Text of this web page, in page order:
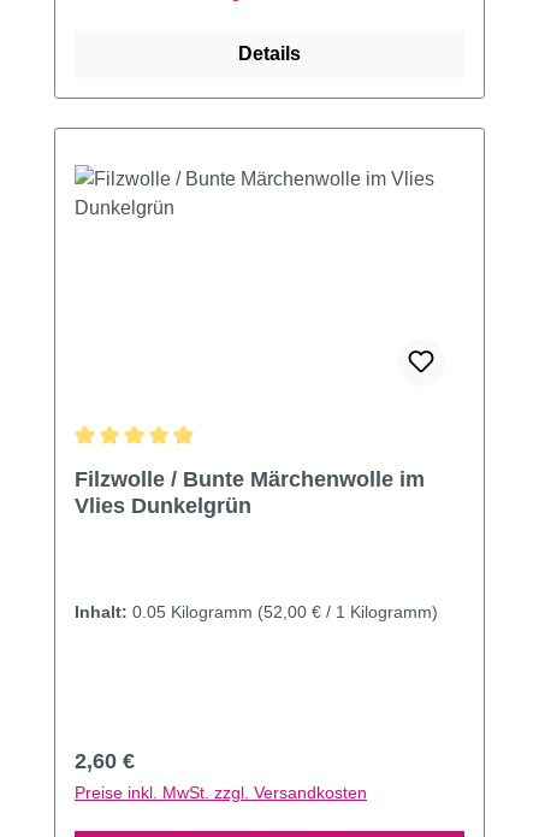
Details
Filzwolle / Bunte Märchenwolle im
Vlies Dunkelgrün
Inhalt: 0.05 Kilogramm (52,00 € / 1 Kilogramm)
Regulärer Preis:
2,60 €
Preise inkl. MwSt. zzgl. Versandkosten